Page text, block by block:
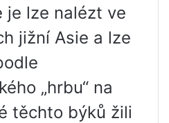
je lze nalézt ve
jižní Asie a lze
„hrbu“ na
těchto býků žili